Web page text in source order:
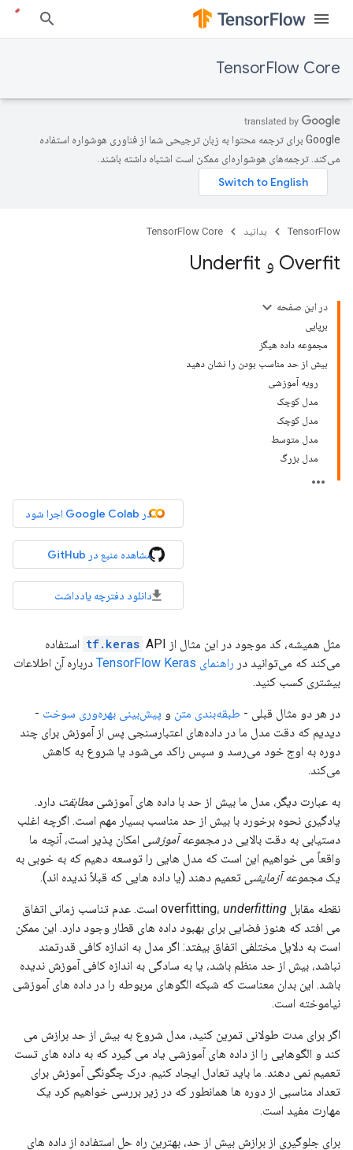
TensorFlow Core
‫Google برای ترجمه محتوا به زبان ترجیحی شما از فناوری هوشواره استفاده
می‌کند. ترجمه‌های هوشواره‌ای ممکن است اشتباه داشته باشند.
TensorFlow بدانید TensorFlow Core
Overfit و Underfit
در این صفحه
برپایی
مجموعه داده هیگز
بیش از حد مناسب بودن را نشان دهید
رویه آموزشی
مدل کوچک
مدل کوچک
مدل متوسط
مدل بزرگ
در Google Colab اجرا شود
مشاهده منبع در GitHub
دانلود دفترچه یادداشت
مثل همیشه، کد موجود در این مثال از tf.keras API استفاده
می‌کند که می‌توانید در راهنمای TensorFlow Keras
درباره آن اطلاعات
بیشتری کسب کنید.
در هر دو مثال قبلی - طبقه‌بندی متن و پیش‌بینی بهره‌وری سوخت -
دیدیم که دقت مدل ما در داده‌های اعتبارسنجی پس از آموزش برای چند
دوره به اوج خود می‌رسد و سپس راکد می‌شود یا شروع به کاهش
می‌کند.
به عبارت دیگر، مدل ما بیش از حد با داده های آموزشی مطابقت دارد.
یادگیری نحوه برخورد با بیش از حد مناسب بسیار مهم است. اگرچه اغلب
دستیابی به دقت بالایی در مجموعه آموزشی امکان پذیر است، آنچه ما
واقعاً می خواهیم این است که مدل هایی را توسعه دهیم که به خوبی به
یک مجموعه آزمایشی تعمیم دهند (یا داده هایی که قبلاً ندیده اند).
نقطه مقابل overfitting، underfitting
است. عدم تناسب زمانی اتفاق
می افتد که هنوز فضایی برای بهبود داده های قطار وجود دارد. این ممکن
است به دلایل مختلفی اتفاق بیفتد: اگر مدل به اندازه کافی قدرتمند
نباشد، بیش از حد منظم باشد، یا به سادگی به اندازه کافی آموزش ندیده
باشد. این بدان معناست که شبکه الگوهای مربوطه را در داده های آموزشی
نیاموخته است.
اگر برای مدت طولانی تمرین کنید، مدل شروع به بیش از حد برازش می
کند و الگوهایی را از داده های آموزشی یاد می گیرد که به داده های تست
تعمیم نمی دهند. ما باید تعادل ایجاد کنیم. درک چگونگی آموزش برای
تعداد مناسبی از دوره ها همانطور که در زیر بررسی خواهیم کرد یک
مهارت مفید است.
برای جلوگیری از برازش بیش از حد، بهترین راه حل استفاده از داده های